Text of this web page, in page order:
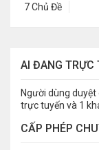
7 Chủ Đề
AI ĐANG TRỰC
Người dùng
trực tuyến và 1
CẤP PHÉP